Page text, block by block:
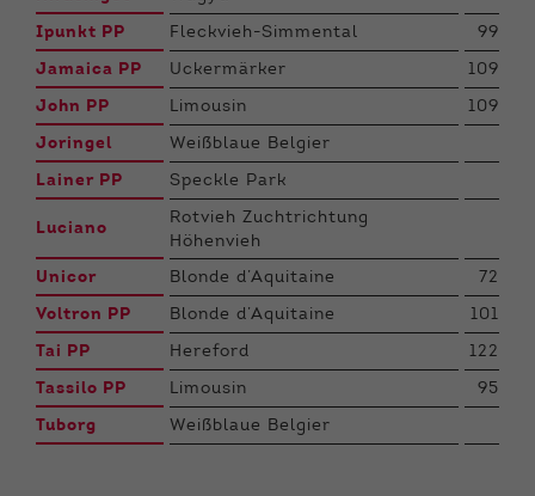
Ipunkt PP Fleckvieh-Simmental 99
Jamaica PP Uckermärker 109
John PP Limousin 109
Joringel Weißblaue Belgier
Lainer PP Speckle Park
Luciano
Rotvieh Zuchtrichtung
Höhenvieh
Unicor
Blonde d’Aquitaine 72
Voltron PP Blonde d’Aquitaine 101
Tai PP Hereford 122
Tassilo PP Limousin 95
Tuborg Weißblaue Belgier